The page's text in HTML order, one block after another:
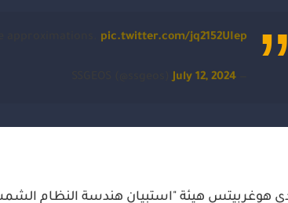
pic.twitter.com/jq2152UIep
July 12, 2024